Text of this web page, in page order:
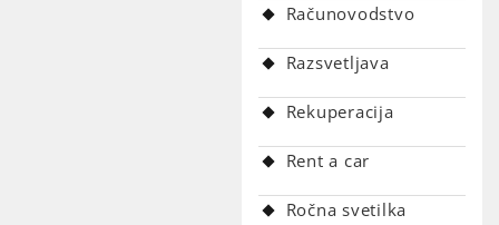
Računovodstvo
Razsvetljava
Rekuperacija
Rent a car
Ročna svetilka